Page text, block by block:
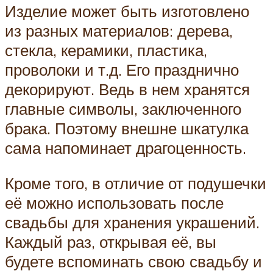
Изделие может быть изготовлено
из разных материалов: дерева,
стекла, керамики, пластика,
проволоки и т.д. Его празднично
декорируют. Ведь в нем хранятся
главные символы, заключенного
брака. Поэтому внешне шкатулка
сама напоминает драгоценность.
Кроме того, в отличие от подушечки
её можно использовать после
свадьбы для хранения украшений.
Каждый раз, открывая её, вы
будете вспоминать свою свадьбу и